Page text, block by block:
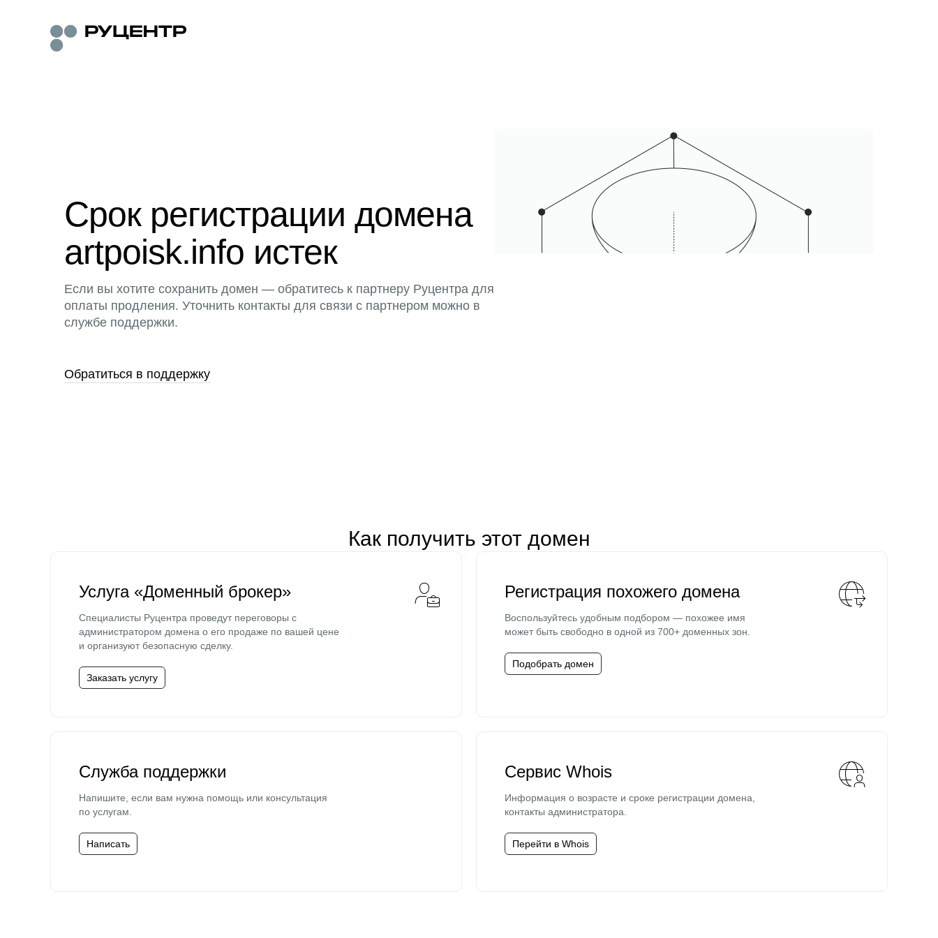
Срок регистрации домена
artpoisk.info истек
Если вы хотите сохранить домен — обратитесь к партнеру Руцентра для
оплаты продления. Уточнить контакты для связи с партнером можно в
службе поддержки.
Обратиться в поддержку
Как получить этот домен
Услуга «Доменный брокер»
Специалисты Руцентра проведут переговоры с
администратором домена о его продаже по вашей цене
и организуют безопасную сделку.
Заказать услугу
Регистрация похожего домена
Воспользуйтесь удобным подбором — похожее имя
может быть свободно в одной из 700+ доменных зон.
Подобрать домен
Служба поддержки
Напишите, если вам нужна помощь или консультация
по услугам.
Написать
Сервис Whois
Информация о возрасте и сроке регистрации домена,
контакты администратора.
Перейти в Whois